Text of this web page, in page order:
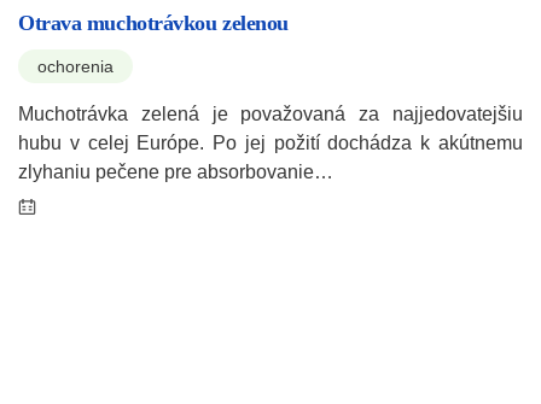
Otrava muchotrávkou zelenou
ochorenia
Muchotrávka zelená je považovaná za najjedovatejšiu
hubu v celej Európe. Po jej požití dochádza k akútnemu
zlyhaniu pečene pre absorbovanie…